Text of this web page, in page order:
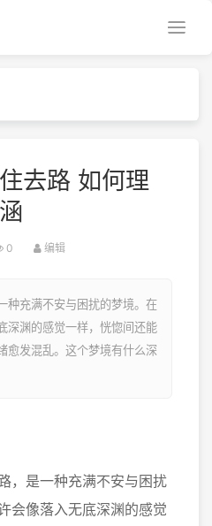
去路 如何理
0 编辑
种充满不安与困扰的梦境。在
深渊的感觉一样，恍惚间还能
愈发混乱。这个梦境有什么深
是一种充满不安与困扰
会像落入无底深渊的感觉